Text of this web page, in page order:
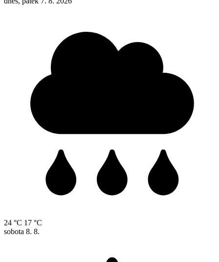
24 °C 17 °C
sobota 8. 8.